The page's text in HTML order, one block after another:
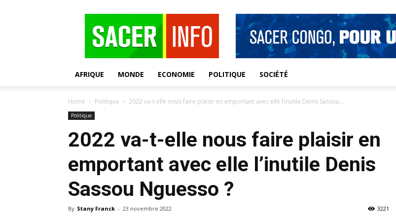
AFRIQUE MONDE ECONOMIE POLITIQUE SOCIÉTÉ
Home Politique 2022 va-t-elle nous faire plaisir en emportant avec elle l’inutile Denis Sassou...
Politique
2022 va-t-elle nous faire plaisir en
emportant avec elle l’inutile Denis
Sassou Nguesso ?
By Stany Franck - 23 novembre 2022 3221